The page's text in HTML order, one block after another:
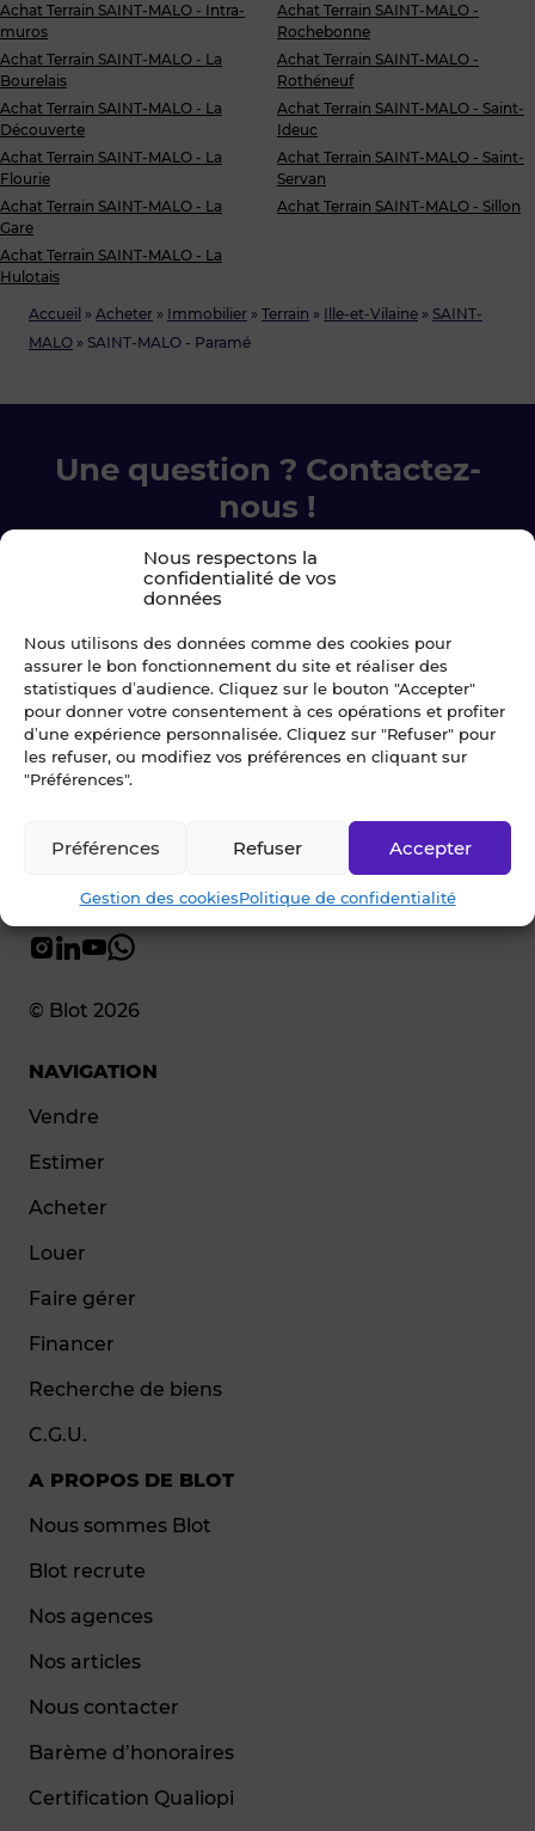
Nous respectons la
confidentialité de vos
données
Nous utilisons des données comme des cookies pour
assurer le bon fonctionnement du site et réaliser des
statistiques d’audience. Cliquez sur le bouton "Accepter"
pour donner votre consentement à ces opérations et profiter
d’une expérience personnalisée. Cliquez sur "Refuser" pour
les refuser, ou modifiez vos préférences en cliquant sur
"Préférences".
Accepter
Refuser
Préférences
Gestion des cookiesPolitique de confidentialité
Accueil » Acheter » Immobilier » Terrain » Ille-et-Vilaine » SAINT-
MALO » SAINT-MALO - Paramé
Achat Terrain SAINT-MALO - Intra-
muros
Achat Terrain SAINT-MALO - La
Bourelais
Achat Terrain SAINT-MALO - La
Découverte
Achat Terrain SAINT-MALO - La
Flourie
Achat Terrain SAINT-MALO - La
Gare
Achat Terrain SAINT-MALO - La
Hulotais
Achat Terrain SAINT-MALO -
Rochebonne
Achat Terrain SAINT-MALO -
Rothéneuf
Achat Terrain SAINT-MALO - Saint-
Ideuc
Achat Terrain SAINT-MALO - Saint-
Servan
Achat Terrain SAINT-MALO - Sillon
Une question ? Contactez-
nous !
Chez Blot nous sommes là pour vous
accompagner à chaque étape.
Ecrivez-nous
02 99 79 33 34
© Blot 2026
NAVIGATION
Vendre
Estimer
Acheter
Louer
Faire gérer
Financer
Recherche de biens
C.G.U.
A PROPOS DE BLOT
Nous sommes Blot
Blot recrute
Nos agences
Nos articles
Nous contacter
Barème d’honoraires
Certification Qualiopi